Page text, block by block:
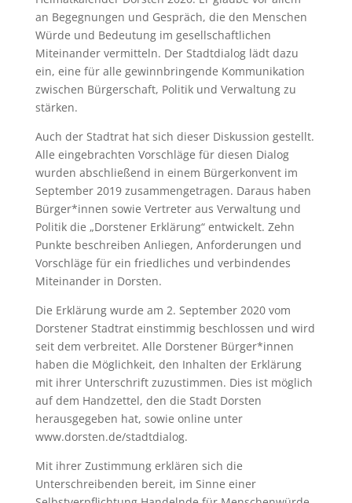
an Begegnungen und Gespräch, die den Menschen
Würde und Bedeutung im gesellschaftlichen
Miteinander vermitteln. Der Stadtdialog lädt dazu
ein, eine für alle gewinnbringende Kommunikation
zwischen Bürgerschaft, Politik und Verwaltung zu
stärken.
Auch der Stadtrat hat sich dieser Diskussion gestellt.
Alle eingebrachten Vorschläge für diesen Dialog
wurden abschließend in einem Bürgerkonvent im
September 2019 zusammengetragen. Daraus haben
Bürger*innen sowie Vertreter aus Verwaltung und
Politik die „Dorstener Erklärung“ entwickelt. Zehn
Punkte beschreiben Anliegen, Anforderungen und
Vorschläge für ein friedliches und verbindendes
Miteinander in Dorsten.
Die Erklärung wurde am 2. September 2020 vom
Dorstener Stadtrat einstimmig beschlossen und wird
seit dem verbreitet. Alle Dorstener Bürger*innen
haben die Möglichkeit, den Inhalten der Erklärung
mit ihrer Unterschrift zuzustimmen. Dies ist möglich
auf dem Handzettel, den die Stadt Dorsten
herausgegeben hat, sowie online unter
www.dorsten.de/stadtdialog.
Mit ihrer Zustimmung erklären sich die
Unterschreibenden bereit, im Sinne einer